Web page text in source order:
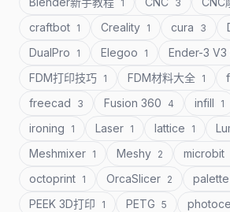
1 3
craftbot 1 Creality 1 cura 3
DualPro 1 Elegoo 1 Ender-3 V3
FDM打印技巧 1 FDM材料大全 1
freecad 3 Fusion 360 4 infill 1
ironing 1 Laser 1 lattice 1
Meshmixer 1 Meshy 2 microbit
octoprint 1 OrcaSlicer 2 palette
PEEK 3D打印 1 PETG 5